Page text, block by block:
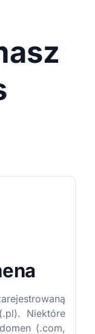
Niektóre
(.com,